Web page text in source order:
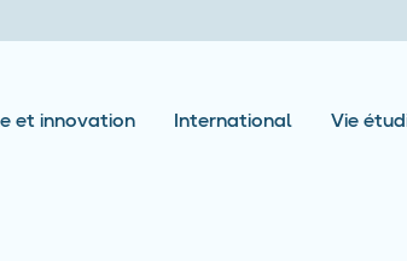
et innovation International Vie